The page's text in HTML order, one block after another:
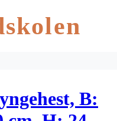
B: